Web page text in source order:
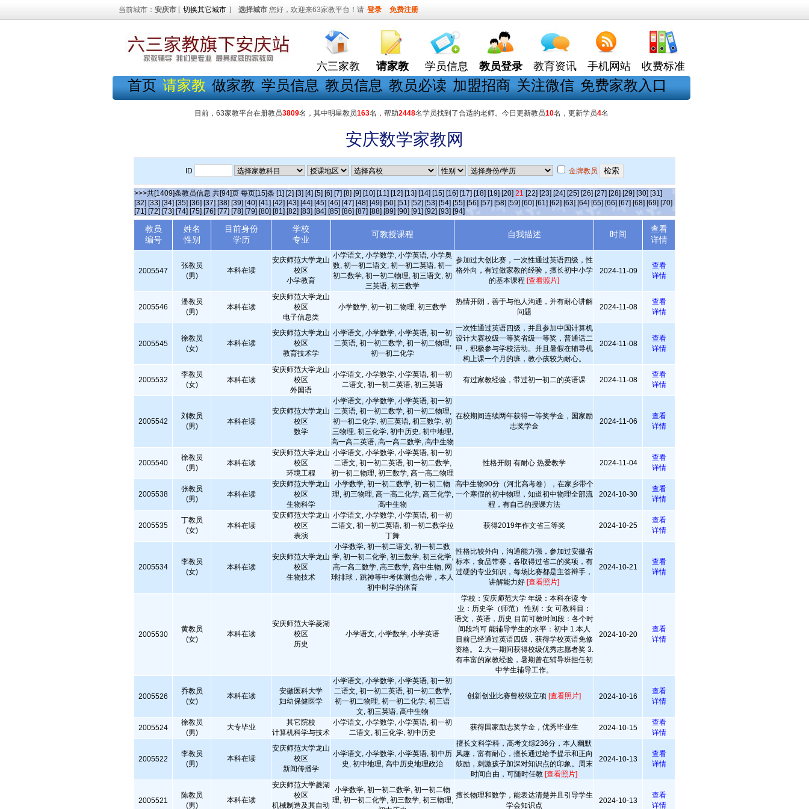
当前城市： 安庆市 [ 切换其它城市 ] 选择城市 您好，欢迎来63家教平台！请 登录 免费注册
六三家教 请家教 学员信息 教员登录 教育资讯 手机网站 收费标准
首页 请家教 做家教 学员信息 教员信息 教员必读 加盟招商 关注微信 免费家教入口
目前，63家教平台在册教员3809名，其中明星教员163名，帮助2448名学员找到了合适的老师。今日更新教员10名，更新学员4名
安庆数学家教网
ID 金牌教员
>>>共[1409]条教员信息 共[94]页 每页[15]条 [1] [2] [3] [4] [5] [6] [7] [8] [9] [10] [11] [12] [13] [14] [15] [16] [17] [18] [19] [20] 21 [22] [23] [24] [25] [26] [27] [28] [29] [30] [31]
[32] [33] [34] [35] [36] [37] [38] [39] [40] [41] [42] [43] [44] [45] [46] [47] [48] [49] [50] [51] [52] [53] [54] [55] [56] [57] [58] [59] [60] [61] [62] [63] [64] [65] [66] [67] [68] [69] [70]
[71] [72] [73] [74] [75] [76] [77] [78] [79] [80] [81] [82] [83] [84] [85] [86] [87] [88] [89] [90] [91] [92] [93] [94]
教员
编号
姓名
性别
目前身份
学历
学校
专业
可教授课程 自我描述 时间
查看
详情
2005547
张教员
(男)
本科在读
安庆师范大学龙山
校区
小学教育
小学语文, 小学数学, 小学英语, 小学奥
数, 初一初二语文, 初一初二英语, 初一
初二数学, 初一初二物理, 初三语文, 初
三英语, 初三数学
参加过大创比赛，一次性通过英语四级，性
格外向，有过做家教的经验，擅长初中小学
的基本课程 [查看照片]
2024-11-09
查看
详情
2005546
潘教员
(男)
本科在读
安庆师范大学龙山
校区
电子信息类
小学数学, 初一初二物理, 初三数学
热情开朗，善于与他人沟通，并有耐心讲解
问题
2024-11-08
查看
详情
2005545
徐教员
(女)
本科在读
安庆师范大学龙山
校区
教育技术学
小学语文, 小学数学, 小学英语, 初一初
二英语, 初一初二数学, 初一初二物理,
初一初二化学
一次性通过英语四级，并且参加中国计算机
设计大赛校级一等奖省级一等奖，普通话二
甲，积极参与学校活动。并且暑假在辅导机
构上课一个月的班，教小孩较为耐心。
2024-11-08
查看
详情
2005532
李教员
(女)
本科在读
安庆师范大学龙山
校区
外国语
小学语文, 小学数学, 小学英语, 初一初
二语文, 初一初二英语, 初三英语
有过家教经验，带过初一初二的英语课 2024-11-08
查看
详情
2005542
刘教员
(男)
本科在读
安庆师范大学龙山
校区
数学
小学语文, 小学数学, 小学英语, 初一初
二英语, 初一初二数学, 初一初二物理,
初一初二化学, 初三英语, 初三数学, 初
三物理, 初三化学, 初中历史, 初中地理,
高一高二英语, 高一高二数学, 高中生物
在校期间连续两年获得一等奖学金，国家励
志奖学金
2024-11-06
查看
详情
2005540
徐教员
(男)
本科在读
安庆师范大学龙山
校区
环境工程
小学语文, 小学数学, 小学英语, 初一初
二语文, 初一初二英语, 初一初二数学,
初一初二物理, 初三数学, 高一高二物理
性格开朗 有耐心 热爱教学 2024-11-04
查看
详情
2005538
张教员
(男)
本科在读
安庆师范大学龙山
校区
生物科学
小学数学, 初一初二数学, 初一初二物
理, 初三物理, 高一高二化学, 高三化学,
高中生物
高中生物90分（河北高考卷），在家乡带个
一个寒假的初中物理，知道初中物理全部流
程，有自己的授课方法
2024-10-30
查看
详情
2005535
丁教员
(女)
本科在读
安庆师范大学龙山
校区
表演
小学语文, 小学数学, 小学英语, 初一初
二语文, 初一初二英语, 初一初二数学拉
丁舞
获得2019年作文省三等奖 2024-10-25
查看
详情
2005534
李教员
(女)
本科在读
安庆师范大学龙山
校区
生物技术
小学数学, 初一初二语文, 初一初二数
学, 初一初二化学, 初三数学, 初三化学,
高一高二数学, 高三数学, 高中生物, 网
球排球，跳神等中考体测也会带，本人
初中时学的体育
性格比较外向，沟通能力强，参加过安徽省
标本，食品带赛，各取得过省二的奖项，有
过硬的专业知识，每场比赛都是主答辩手，
讲解能力好 [查看照片]
2024-10-21
查看
详情
2005530
黄教员
(女)
本科在读
安庆师范大学菱湖
校区
历史
小学语文, 小学数学, 小学英语
学校：安庆师范大学 年级：本科在读 专
业：历史学（师范） 性别：女 可教科目：
语文，英语，历史 目前可教时间段：各个时
间段均可 能辅导学生的水平：初中 1.本人
目前已经通过英语四级，获得学校英语免修
资格。 2.大一期间获得校级优秀志愿者奖 3.
有丰富的家教经验，暑期曾在辅导班担任初
中学生辅导工作。
2024-10-20
查看
详情
2005526
乔教员
(女)
本科在读
安徽医科大学
妇幼保健医学
小学语文, 小学数学, 小学英语, 初一初
二语文, 初一初二英语, 初一初二数学,
初一初二物理, 初一初二化学, 初三语
文, 初三英语, 高中生物
创新创业比赛曾校级立项 [查看照片] 2024-10-16
查看
详情
2005524
徐教员
(男)
大专毕业
其它院校
计算机科学与技术
小学语文, 小学数学, 小学英语, 初一初
二语文, 初三化学, 初中历史
获得国家励志奖学金，优秀毕业生 2024-10-15
查看
详情
2005522
李教员
(男)
本科在读
安庆师范大学龙山
校区
新闻传播学
小学语文, 小学数学, 小学英语, 初中历
史, 初中地理, 高中历史地理政治
擅长文科学科，高考文综236分，本人幽默
风趣，富有耐心，擅长通过给予提示和正向
鼓励，刺激孩子加深对知识点的印象。周末
时间自由，可随时任教 [查看照片]
2024-10-13
查看
详情
2005521
陈教员
(男)
本科在读
安庆师范大学菱湖
校区
机械制造及其自动
小学数学, 初一初二数学, 初一初二物
理, 初一初二化学, 初三数学, 初三物理,
擅长物理和数学，能表达清楚并且引导学生
学会知识点
2024-10-13
查看
详情